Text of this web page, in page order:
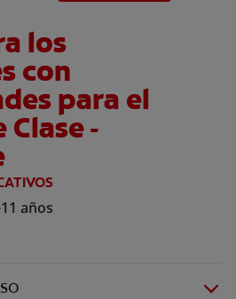
los
con
para el
Clase -
años